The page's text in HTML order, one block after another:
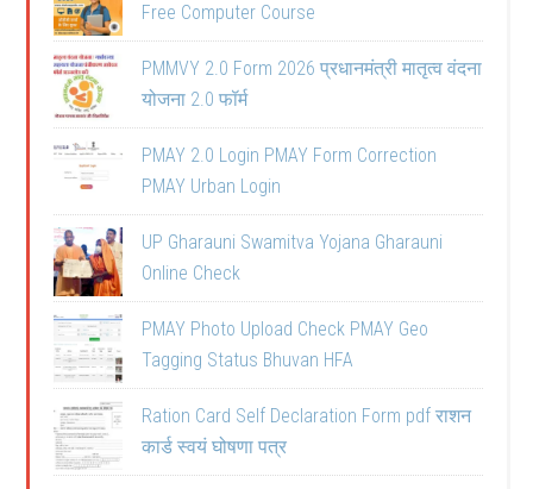
Free Computer Course
PMMVY 2.0 Form 2026 प्रधानमंत्री मातृत्व वंदना
योजना 2.0 फॉर्म
PMAY 2.0 Login PMAY Form Correction
PMAY Urban Login
UP Gharauni Swamitva Yojana Gharauni
Online Check
PMAY Photo Upload Check PMAY Geo
Tagging Status Bhuvan HFA
Ration Card Self Declaration Form pdf राशन
कार्ड स्वयं घोषणा पत्र